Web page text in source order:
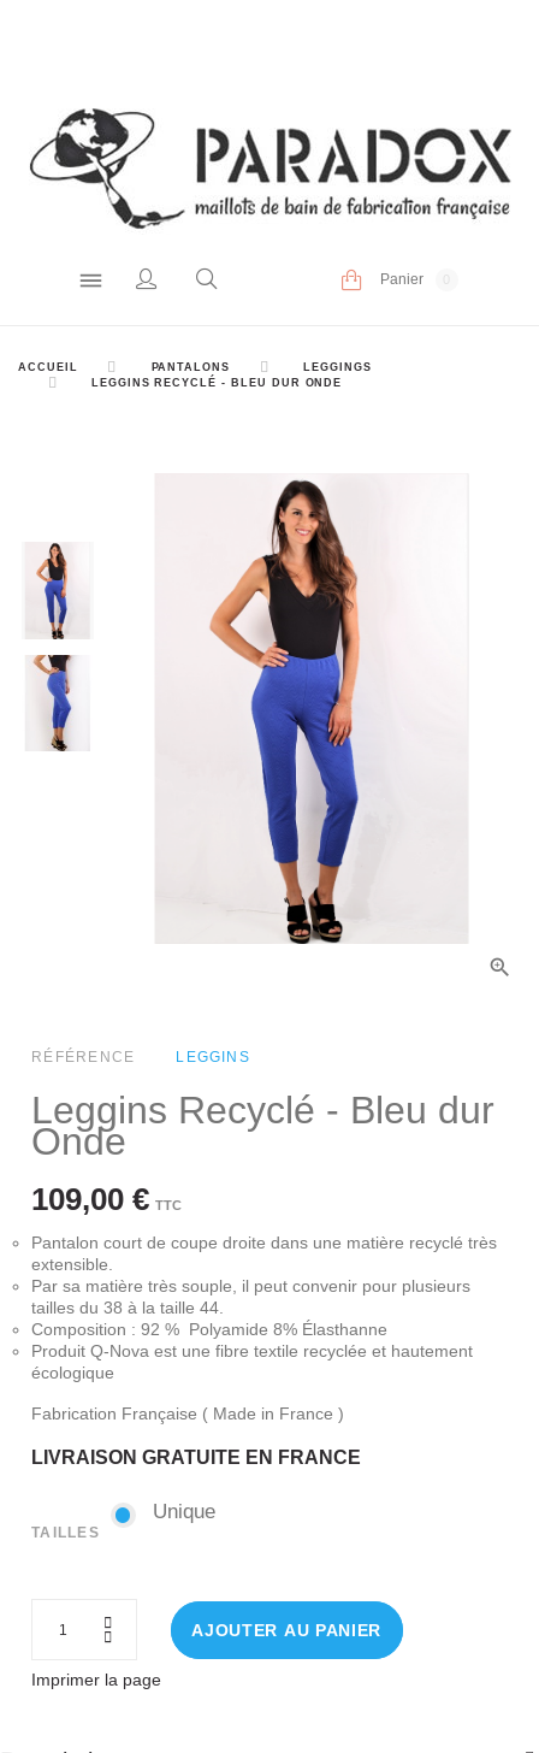
Panier
ACCUEIL PANTALONS
LEGGINGS
LEGGINS RECYCLÉ - BLEU DUR ONDE
RÉFÉRENCE LEGGINS
Leggins Recyclé - Bleu dur
Onde
109,00 € TTC
Pantalon court de coupe droite dans une matière recyclé très
extensible.
Par sa matière très souple, il peut convenir pour plusieurs
tailles du 38 à la taille 44.
Composition : 92 % Polyamide 8% Élasthanne
Produit Q-Nova est une fibre textile recyclée et hautement
écologique
Fabrication Française ( Made in France )
LIVRAISON GRATUITE EN FRANCE
TAILLES
UniqueUnique
AJOUTER AU PANIER
Imprimer la page